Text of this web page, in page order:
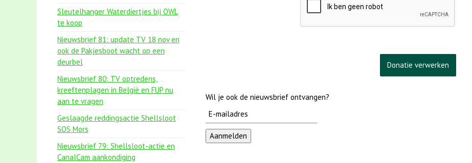
Wil je ook de nieuwsbrief ontvangen?
Sleutelhanger Waterdiertjes bij OWL
te koop
Nieuwsbrief 81: update TV 18 nov en
ook de Pakjesboot wacht op een
deurbel
Nieuwsbrief 80: TV optredens,
kreeftenplagen in België en FUP nu
aan te vragen
Geslaagde reddingsactie Shellsloot
SOS Mors
Nieuwsbrief 79: Shellsloot-actie en
CanalCam aankondiging